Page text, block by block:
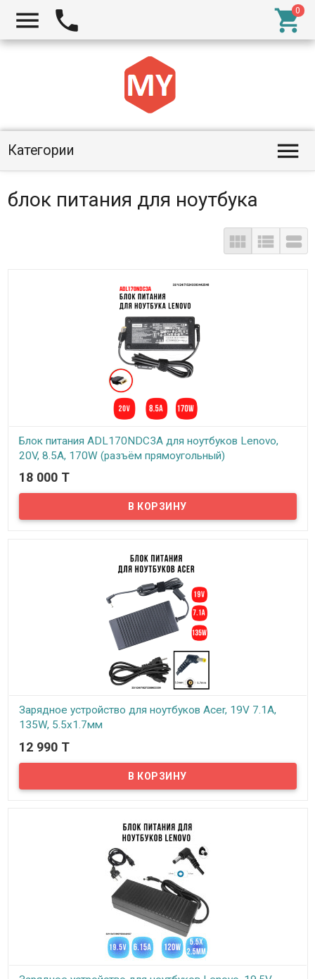
  
Категории 
блок питания для ноутбука
  
Блок питания ADL170NDC3A для ноутбуков Lenovo,
20V, 8.5A, 170W (разъём прямоугольный)
В наличии
Надёжный сетевой блок питания на 220 вольт для вашего
ноутбука Lenovo. Блок питания выдает напряжение 20В, силу
тока 8.5А и оснащен, прямоугольным штекером.
18 000 T
Зарядное устройство для ноутбуков Acer, 19V 7.1A,
135W, 5.5x1.7мм
В наличии
Надёжный сетевой блок питания на 220 вольт для ноутбуков
Acer. Блок питания выдает напряжение 19В, силу тока 7.1А и
оснащен штекером с диаметром 5.5*1.7мм.
12 990 T